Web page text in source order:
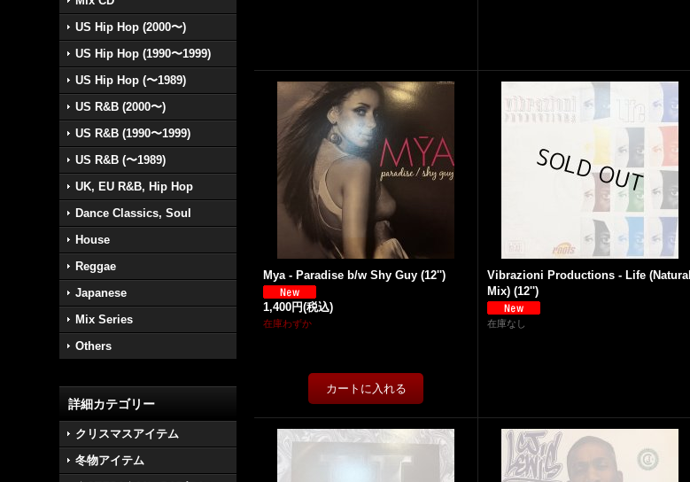
US Hip Hop (2000〜)
US Hip Hop (1990〜1999)
US Hip Hop (〜1989)
US R&B (2000〜)
US R&B (1990〜1999)
US R&B (〜1989)
UK, EU R&B, Hip Hop
Dance Classics, Soul
House
Reggae
Japanese
Mix Series
Others
詳細カテゴリー
クリスマスアイテム
冬物アイテム
Mya - Paradise b/w Shy Guy (12'')
1,400円(税込)
在庫わずか
Vibrazioni Productions - Life (Natural
Mix) (12'')
在庫なし